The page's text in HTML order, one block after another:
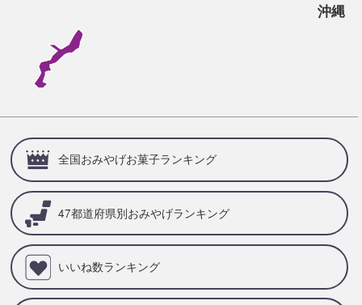
沖縄
全国おみやげお菓子ランキング
47都道府県別おみやげランキング
いいね数ランキング